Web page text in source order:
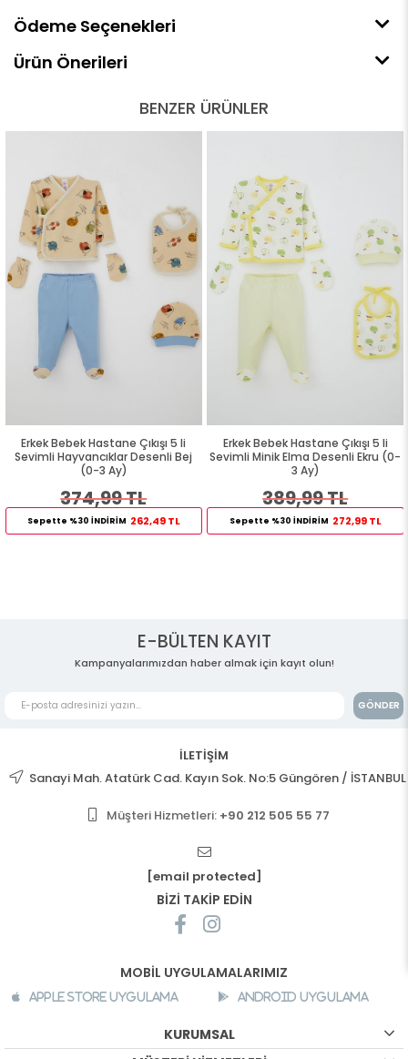
Ödeme Seçenekleri
Ürün Önerileri
BENZER ÜRÜNLER
Erkek Bebek Hastane Çıkışı 5 li
Sevimli Hayvancıklar Desenli Bej
(0-3 Ay)
374,99 TL
Sepette %30 İNDİRİM 262,49 TL
Erkek Bebek Hastane Çıkışı 5 li
Sevimli Minik Elma Desenli Ekru (0-
3 Ay)
389,99 TL
Sepette %30 İNDİRİM 272,99 TL
E-BÜLTEN KAYIT
Kampanyalarımızdan haber almak için kayıt olun!
GÖNDER
İLETİŞİM
Sanayi Mah. Atatürk Cad. Kayın Sok. No:5 Güngören / İSTANBUL
Müşteri Hizmetleri: +90 212 505 55 77
[email protected]
BİZİ TAKİP EDİN
MOBİL UYGULAMALARIMIZ
Apple Store Uygulama Android Uygulama
KURUMSAL